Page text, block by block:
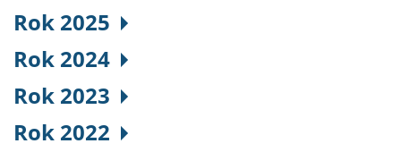
Rok 2025
Rok 2024
Rok 2023
Rok 2022